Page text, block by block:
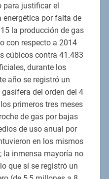
para justificar el
energética por falta de
la producción de gas
con respecto a 2014
cúbicos contra 41.483
durante los
año se registró un
del orden del 4
primeros tres meses
de gas por bajas
de uso anual por
en los mismos
la inmensa mayoría no
que sí se registró un